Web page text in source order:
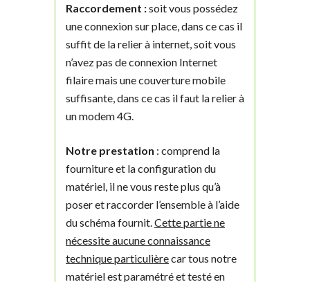
Raccordement :soit vous possédez
une connexion sur place, dans ce cas il
suffit de la relier à internet, soit vous
n’avez pas de connexion Internet
filaire mais une couverture mobile
suffisante, dans ce cas il faut la relier à
un modem 4G.
Notre prestation : comprend la
fourniture et la configuration du
matériel, il ne vous reste plus qu’à
poser et raccorder l’ensemble à l’aide
du schéma fournit. Cette partie ne
nécessite aucune connaissance
technique particulièrecar tous notre
matériel est paramétré et testé en